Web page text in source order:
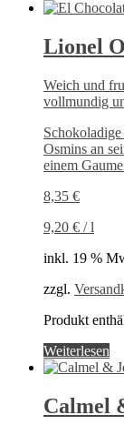
Lionel
Weich und
vollmundig
Osmins an
einem
8,35 €
9,20 € /l
inkl. 19 %
zzgl.
Produkt
Weiterlesen
Calmel